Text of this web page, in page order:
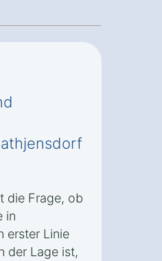
die Frage, ob
in
erster Linie
der Lage ist,